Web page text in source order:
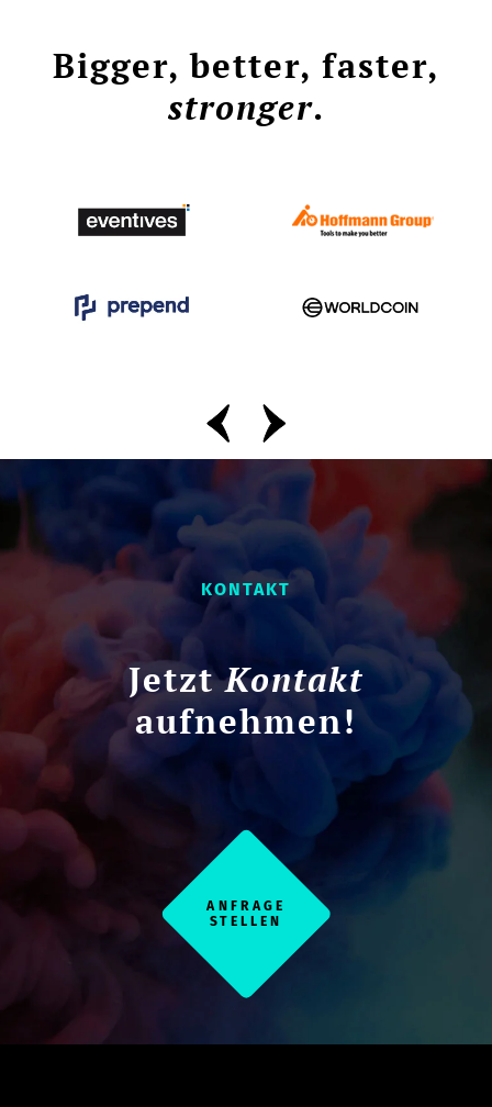
Bigger, better, faster,
stronger.
KONTAKT
JetztKontakt
aufnehmen!
ANFRAGE
STELLEN